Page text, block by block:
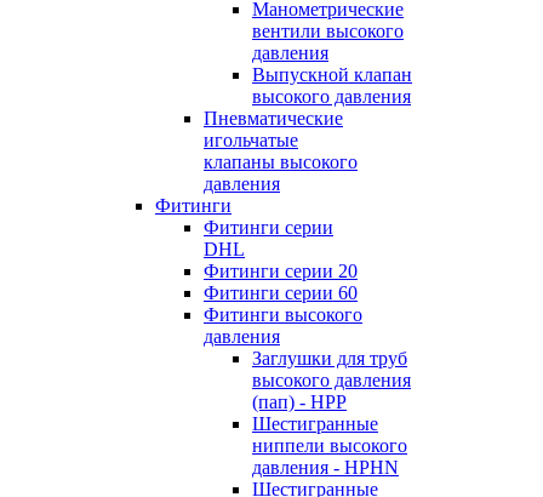
Манометрические
вентили высокого
давления
Выпускной клапан
высокого давления
Пневматические
игольчатые
клапаны высокого
давления
Фитинги
Фитинги серии
DHL
Фитинги серии 20
Фитинги серии 60
Фитинги высокого
давления
Заглушки для труб
высокого давления
(пап) - HPP
Шестигранные
ниппели высокого
давления - HPHN
Шестигранные